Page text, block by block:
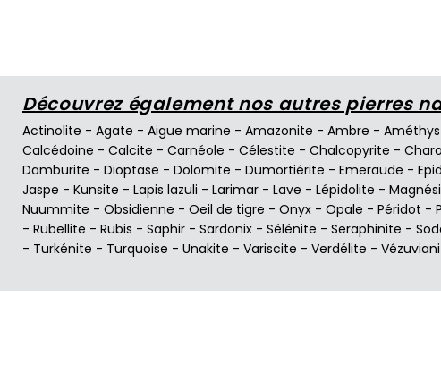
Découvrez également nos autres pierres
Actinolite - Agate - Aigue marine - Amazonite - Ambre -
Calcédoine - Calcite - Carnéole - Célestite - Chalcopyrite -
Damburite - Dioptase - Dolomite - Dumortiérite - Emeraude -
Jaspe - Kunsite - Lapis lazuli - Larimar - Lave - Lépidolite -
Nuummite - Obsidienne - Oeil de tigre - Onyx - Opale - Péridot -
- Rubellite - Rubis - Saphir - Sardonix - Sélénite - Seraphinite -
- Turkénite - Turquoise - Unakite - Variscite - Verdélite -